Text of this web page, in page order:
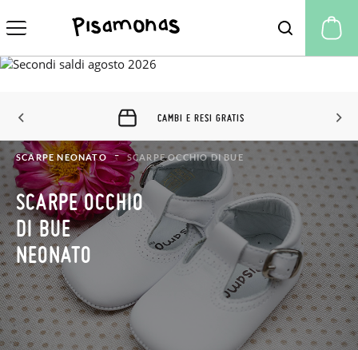
CAMBI E RESI GRATIS
SCARPE NEONATO SCARPE OCCHIO DI BUE
SCARPE OCCHIO
DI BUE
NEONATO